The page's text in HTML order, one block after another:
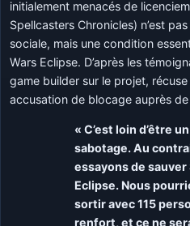
initialement menacés de
Spellcasters Chronicles) n’est
sociale, mais une condition
Wars Eclipse. D’après les
game builder sur le projet,
accusation de blocage auprès
« C’est loin d’être
sabotage. Au
essayons de sauver
Eclipse. Nous
sortir avec 115
renfort, et ce ne